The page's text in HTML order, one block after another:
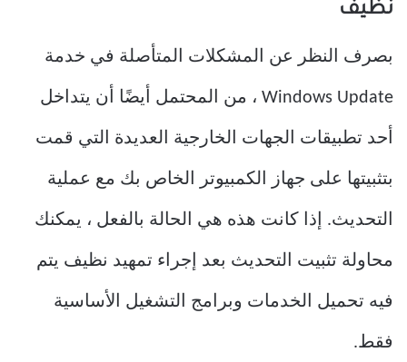
نظيف
بصرف النظر عن المشكلات المتأصلة في خدمة
Windows Update ، من المحتمل أيضًا أن يتداخل
أحد تطبيقات الجهات الخارجية العديدة التي قمت
بتثبيتها على جهاز الكمبيوتر الخاص بك مع عملية
التحديث. إذا كانت هذه هي الحالة بالفعل ، يمكنك
محاولة تثبيت التحديث بعد إجراء تمهيد نظيف يتم
فيه تحميل الخدمات وبرامج التشغيل الأساسية
فقط.